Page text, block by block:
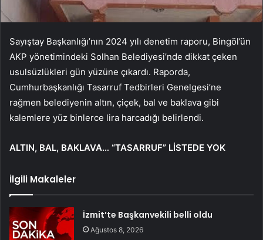
Sayıştay Başkanlığı’nın 2024 yılı denetim raporu, Bingöl’ün
AKP yönetimindeki Solhan Belediyesi’nde dikkat çeken
usulsüzlükleri gün yüzüne çıkardı. Raporda,
Cumhurbaşkanlığı Tasarruf Tedbirleri Genelgesi’ne
rağmen belediyenin altın, çiçek, bal ve baklava gibi
kalemlere yüz binlerce lira harcadığı belirlendi.
ALTIN, BAL, BAKLAVA… “TASARRUF” LİSTEDE YOK
İlgili Makaleler
İzmit’te Başkanvekili belli oldu
Ağustos 8, 2026